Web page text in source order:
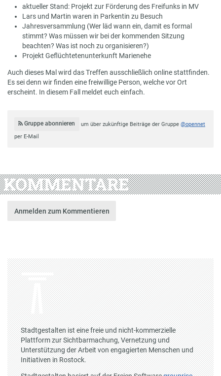
aktueller Stand: Projekt zur Förderung des Freifunks in MV
Lars und Martin waren in Parkentin zu Besuch
Jahresversammlung (Wer läd wann ein, damit es formal
stimmt? Was müssen wir bei der kommenden Sitzung
beachten? Was ist noch zu organisieren?)
Projekt Geflüchtetenunterkunft Marienehe
Auch dieses Mal wird das Treffen ausschließlich online stattfinden.
Es sei denn wir finden eine freiwillige Person, welche vor Ort
erscheint. In diesem Fall meldet euch einfach.
Gruppe abonnieren um über zukünftige Beiträge der Gruppe @opennet
per E-Mail
KOMMENTARE
Anmelden zum Kommentieren
Stadtgestalten ist eine freie und nicht-kommerzielle
Plattform zur Sichtbarmachung, Vernetzung und
Unterstützung der Arbeit von engagierten Menschen und
Initiativen in Rostock.